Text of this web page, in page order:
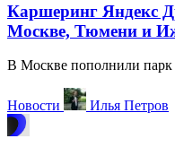
Каршеринг Яндекс
Москве, Тюмени и
В Москве пополнили парк
Новости Илья Петров